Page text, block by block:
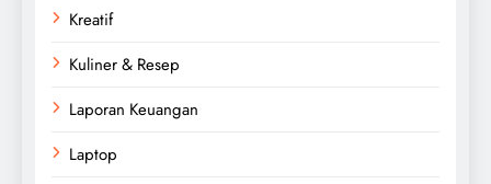
Kreatif
Kuliner & Resep
Laporan Keuangan
Laptop